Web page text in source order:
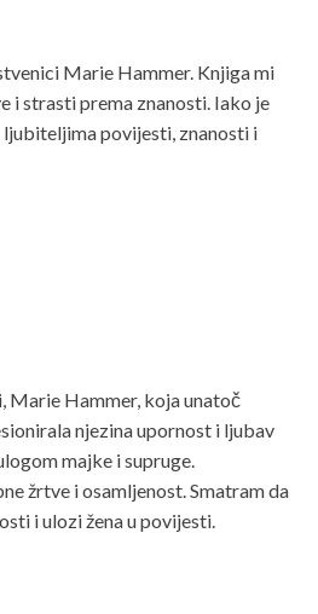
Marie Hammer. Knjiga mi
i strasti prema znanosti. Iako je
povijesti, znanosti i
Marie Hammer, koja unatoč
njezina upornost i ljubav
majke i supruge.
žrtve i osamljenost. Smatram da
i ulozi žena u povijesti.